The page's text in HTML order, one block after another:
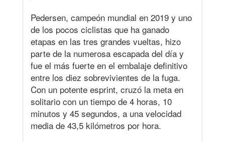
Pedersen, campeón mundial en 2019 y uno
de los pocos ciclistas que ha ganado
etapas en las tres grandes vueltas, hizo
parte de la numerosa escapada del día y
fue el más fuerte en el embalaje definitivo
entre los diez sobrevivientes de la fuga.
Con un potente esprint, cruzó la meta en
solitario con un tiempo de 4 horas, 10
minutos y 45 segundos, a una velocidad
media de 43,5 kilómetros por hora.